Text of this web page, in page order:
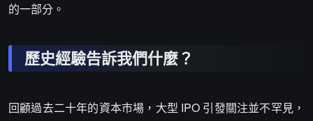
的一部分。
歷史經驗告訴我們什麼？
回顧過去二十年的資本市場，大型 IPO 引發關注並不罕見，